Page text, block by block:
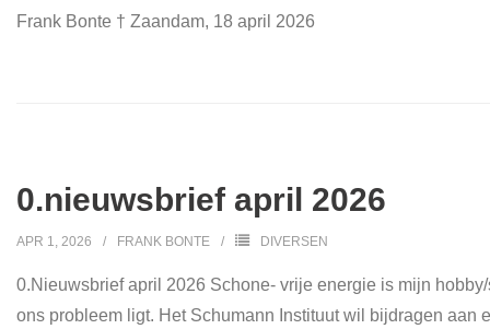
Frank Bonte † Zaandam, 18 april 2026
0.nieuwsbrief april 2026
APR 1, 2026 FRANK BONTE DIVERSEN
0.Nieuwsbrief april 2026 Schone- vrije energie is mijn
ons probleem ligt. Het Schumann Instituut wil bijdragen